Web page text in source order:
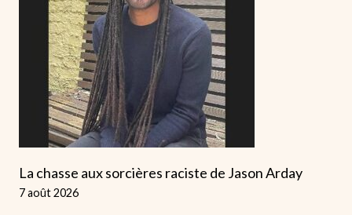
La chasse aux sorcières raciste de Jason Arday
7 août 2026